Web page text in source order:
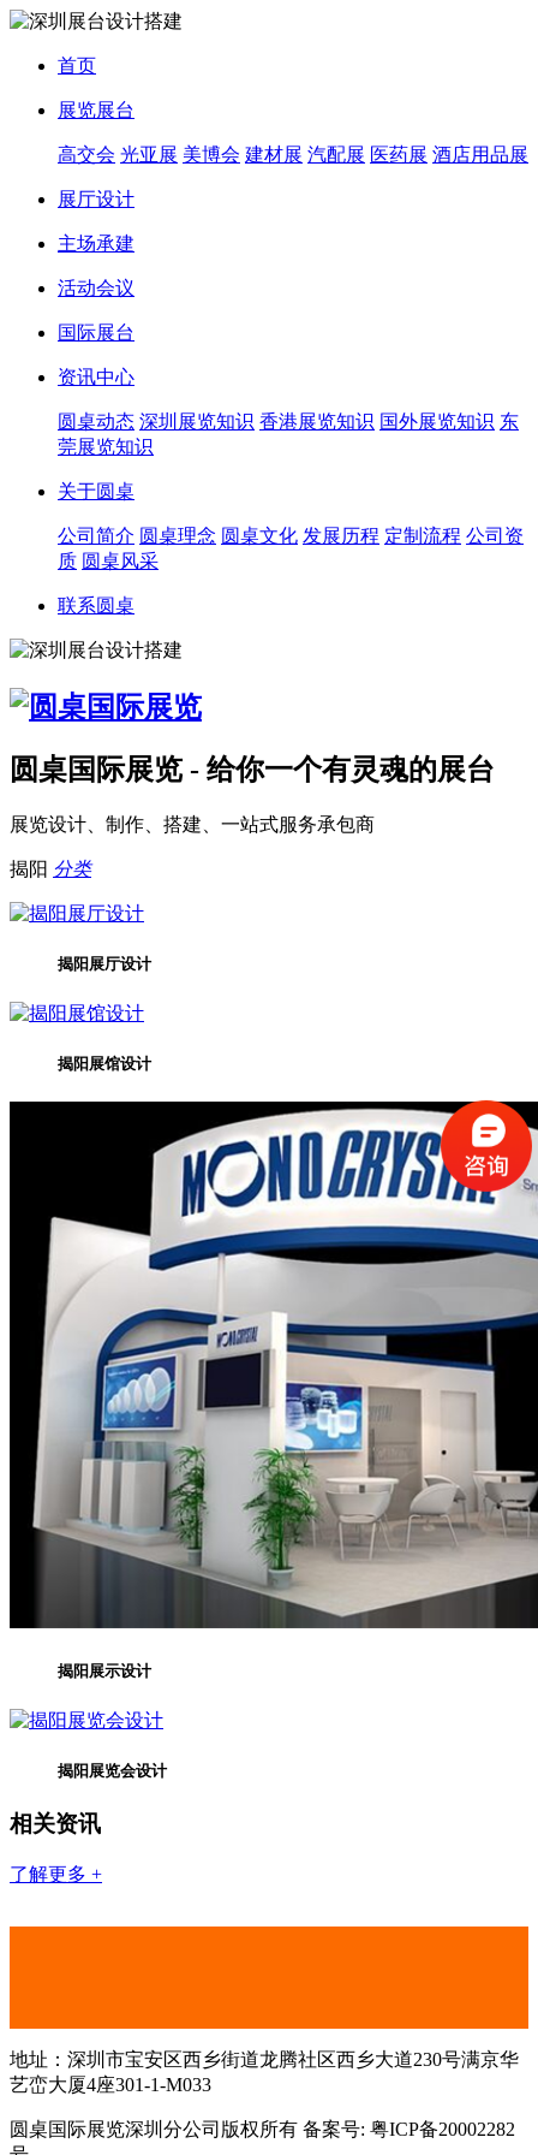
首页
展览展台
高交会 光亚展 美博会 建材展 汽配展 医药展 酒店用品展
展厅设计
主场承建
活动会议
国际展台
资讯中心
圆桌动态 深圳展览知识 香港展览知识 国外展览知识 东
莞展览知识
关于圆桌
公司简介 圆桌理念 圆桌文化 发展历程 定制流程 公司资
质 圆桌风采
联系圆桌
圆桌国际展览 - 给你一个有灵魂的展台
展览设计、制作、搭建、一站式服务承包商
揭阳 分类
揭阳展厅设计
揭阳展馆设计
揭阳展示设计
揭阳展览会设计
相关资讯
了解更多 +
地址：深圳市宝安区西乡街道龙腾社区西乡大道230号满京华
艺峦大厦4座301-1-M033
圆桌国际展览深圳分公司版权所有 备案号: 粤ICP备20002282